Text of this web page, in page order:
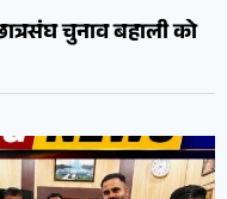
चुनाव बहाली को